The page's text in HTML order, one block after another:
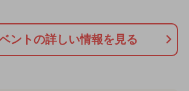
ントの詳しい情報を見る